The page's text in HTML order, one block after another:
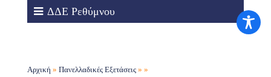
ΔΔΕ Ρεθύμνου
Αρχική » Πανελλαδικές Εξετάσεις» »